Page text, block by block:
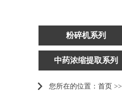
粉碎机系列
中药浓缩提取系列
 您所在的位置： 首页 >>